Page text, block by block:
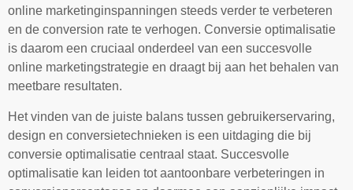
online marketinginspanningen steeds verder te verbeteren
en de conversion rate te verhogen. Conversie optimalisatie
is daarom een cruciaal onderdeel van een succesvolle
online marketingstrategie en draagt bij aan het behalen van
meetbare resultaten.
Het vinden van de juiste balans tussen gebruikerservaring,
design en conversietechnieken is een uitdaging die bij
conversie optimalisatie centraal staat. Succesvolle
optimalisatie kan leiden tot aantoonbare verbeteringen in